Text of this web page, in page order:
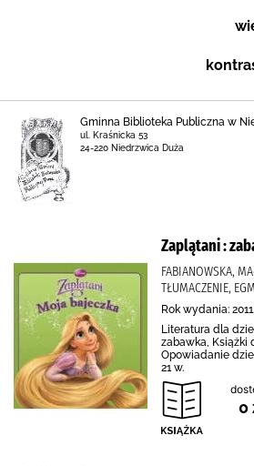
Gminna Biblioteka Publiczna w
ul. Kraśnicka 53
24-220 Niedrzwica Duża
Zaplątani :
FABIANOWSKA,
TŁUMACZENIE,
Rok wydania: 2011.
Literatura dla
zabawka, Książki
Opowiadanie
21 w.
0